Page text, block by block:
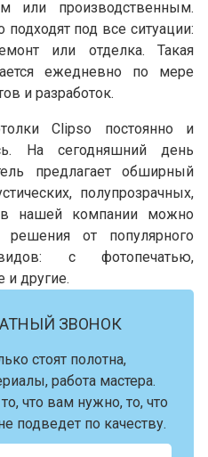
или производственным.
под все ситуации:
или отделка. Такая
ежедневно по мере
и разработок.
Clipso постоянно и
На сегодняшний день
предлагает обширный
полупрозрачных,
нашей компании можно
решения от популярного
с фотопечатью,
и другие.
ЗВОНОК
стоят полотна,
работа мастера.
что вам нужно, то, что
подведет по качеству.